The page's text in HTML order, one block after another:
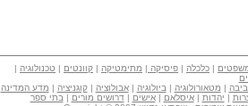
| כלכלה | פיסיקה | מתימטיקה | קוונטים | טכנולוגיה |
| מטאורולוגיה | ביולוגיה |אבולוציה |קוגניציה | מדע המדינה
| יהדות |איסלאם |אישים |דרושים מורים | בתי ספר